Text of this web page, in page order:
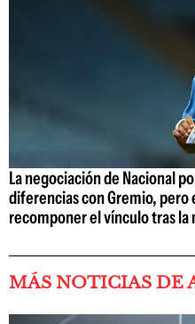
La negociación de Nacional
diferencias con Gremio,
recomponer el vínculo tras la
MÁS NOTICIAS DE